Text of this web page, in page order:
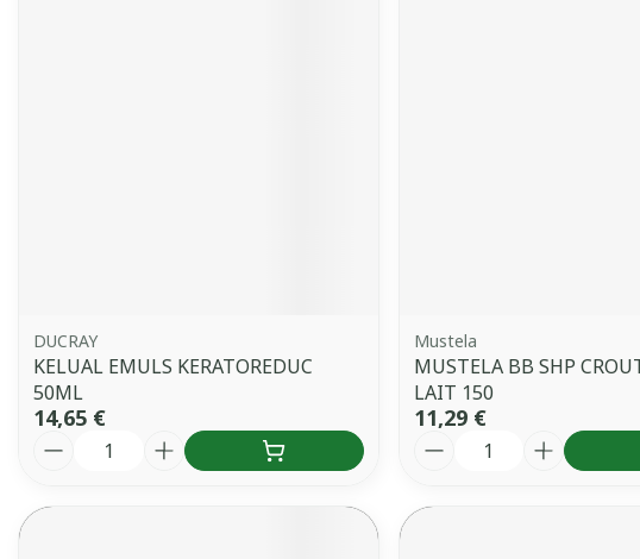
DUCRAY
KELUAL EMULS KERATOREDUC
50ML
14,65 €
Quantité
Mustela
MUSTELA BB SHP
LAIT 150
11,29 €
Quantité